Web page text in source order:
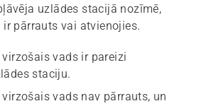
uzlādes stacijā nozīmē,
pārrauts vai atvienojies.
vads ir pareizi
staciju.
vads nav pārrauts, un